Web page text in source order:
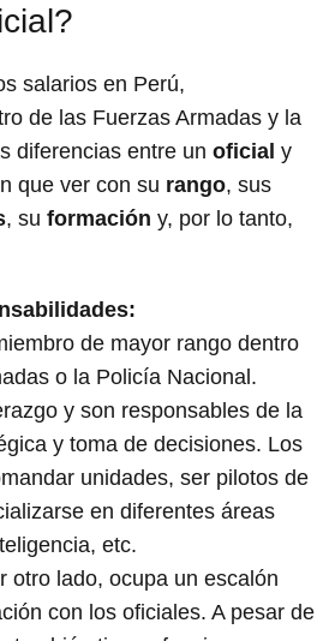
salarios en Perú,
de las Fuerzas Armadas y la
diferencias entre un oficial y
que ver con su rango, sus
, su formación y, por lo tanto,
:
de mayor rango dentro
o la Policía Nacional.
y son responsables de la
y toma de decisiones. Los
unidades, ser pilotos de
en diferentes áreas
etc.
otro lado, ocupa un escalón
con los oficiales. A pesar de